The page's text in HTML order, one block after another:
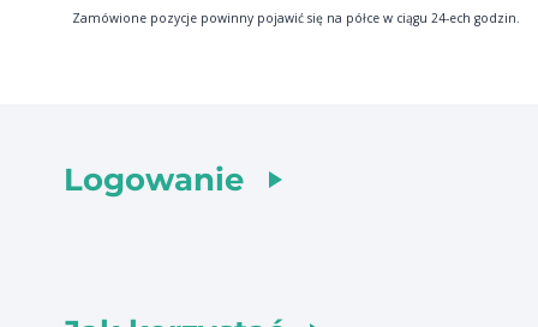
Zamówione pozycje powinny pojawić się na półce w ciągu 24-ech godzin.
Logowanie